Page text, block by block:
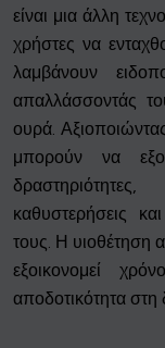
είναι μια άλλη
χρήστες να
λαμβάνουν
απαλλάσσοντάς
ουρά.
μπορούν να
καθυστερήσεις
τους. Η υιοθέτηση
εξοικονομεί
αποδοτικότητα στη